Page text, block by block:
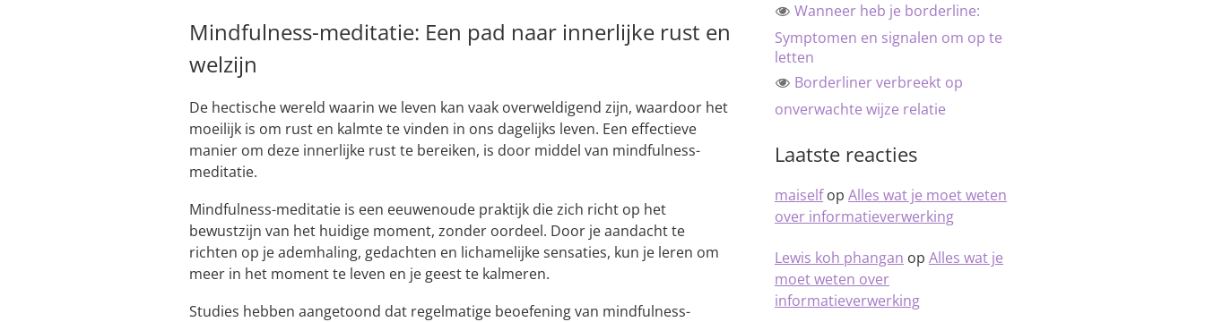
Mindfulness-meditatie: Een pad naar innerlijke rust en
welzijn
De hectische wereld waarin we leven kan vaak overweldigend zijn, waardoor het
moeilijk is om rust en kalmte te vinden in ons dagelijks leven. Een effectieve
manier om deze innerlijke rust te bereiken, is door middel van mindfulness-
meditatie.
Mindfulness-meditatie is een eeuwenoude praktijk die zich richt op het
bewustzijn van het huidige moment, zonder oordeel. Door je aandacht te
richten op je ademhaling, gedachten en lichamelijke sensaties, kun je leren om
meer in het moment te leven en je geest te kalmeren.
Studies hebben aangetoond dat regelmatige beoefening van mindfulness-
Wanneer heb je borderline:
Symptomen en signalen om op te
letten
Borderliner verbreekt op
onverwachte wijze relatie
Laatste reacties
maiselfop Alles wat je moet weten
over informatieverwerking
Lewis koh phangan op Alles wat je
moet weten over
informatieverwerking